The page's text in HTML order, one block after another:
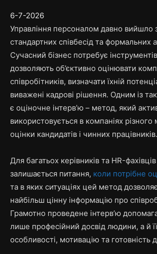
6-7-2026
Управління персоналом давно вийшло
стандартних співбесід та формальних
Сучасний бізнес потребує
дозволяють об’єктивно оцінювати
співробітників, визначати їхній
виважені кадрові рішення. Одним із
є оціночне інтерв’ю – метод, який
використовується в компаніях
оцінки кандидатів і чинних працівників.
Для багатьох керівників та HR-
залишається питання, коли потрібне
та в яких ситуаціях цей метод
найбільш цінну інформацію про
Грамотно проведене інтерв’ю
лише професійний досвід людини, а й
особливості, мотивацію та готовність